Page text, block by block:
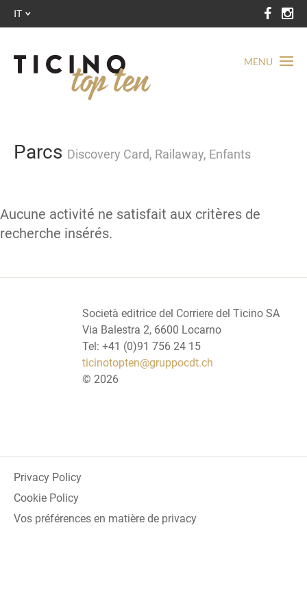
MENU
IT
Parcs Discovery Card, Railaway, Enfants
Aucune activité ne satisfait aux critères de
recherche insérés.
Società editrice del Corriere del Ticino SA
Via Balestra 2, 6600 Locarno
Tel: +41 (0)91 756 24 15
ticinotopten@gruppocdt.ch
© 2026
Privacy Policy
Cookie Policy
Vos préférences en matière de privacy